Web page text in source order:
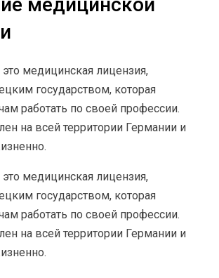
медицинская лицензия,
государством, которая
работать по своей профессии.
на всей территории Германии и
медицинская лицензия,
государством, которая
работать по своей профессии.
на всей территории Германии и